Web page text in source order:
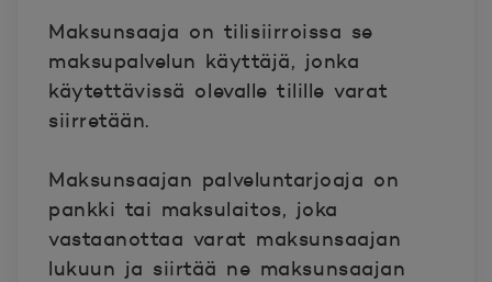
Maksunsaaja on tilisiirroissa se
maksupalvelun käyttäjä, jonka
käytettävissä olevalle tilille varat
siirretään.
Maksunsaajan palveluntarjoaja on
pankki tai maksulaitos, joka
vastaanottaa varat maksunsaajan
lukuun ja siirtää ne maksunsaajan